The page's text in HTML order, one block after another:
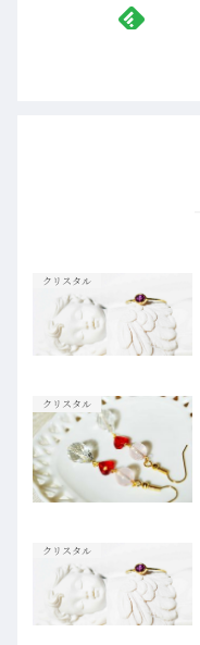
クリスタル
クリスタル
クリスタル